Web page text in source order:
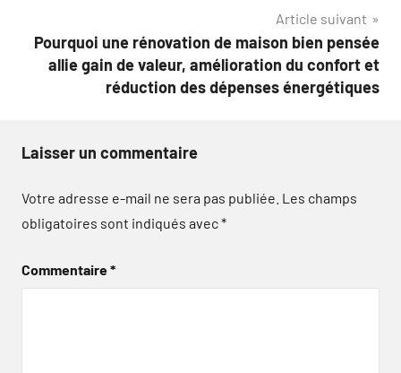
Article suivant
Pourquoi une rénovation de maison bien pensée
allie gain de valeur, amélioration du confort et
réduction des dépenses énergétiques
Laisser un commentaire
Votre adresse e-mail ne sera pas publiée. Les champs
obligatoires sont indiqués avec*
Commentaire*